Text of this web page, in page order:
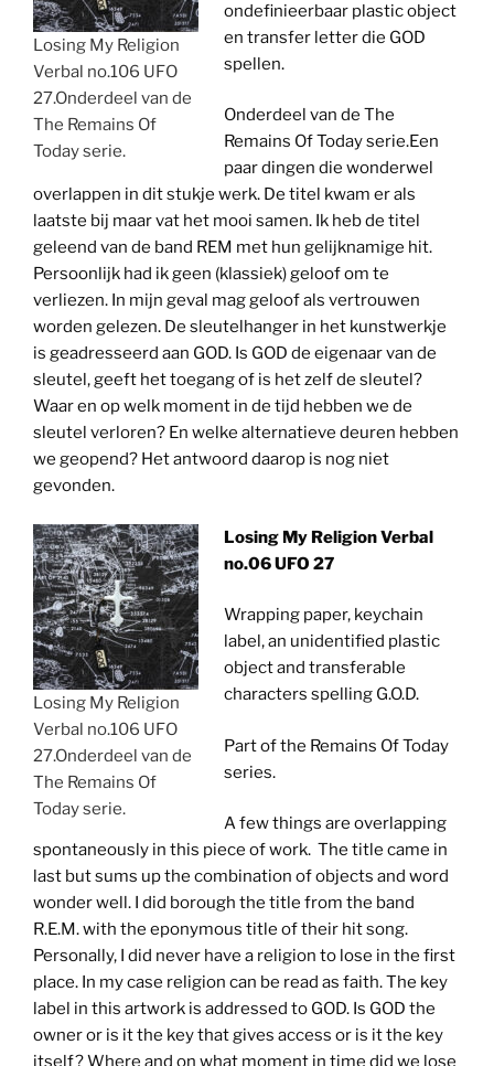
Losing My Religion
Verbal no.106 UFO
27.Onderdeel van de
The Remains Of
Today serie.
ondefinieerbaar plastic object
en transfer letter die GOD
spellen.
Onderdeel van de The
Remains Of Today serie.Een
paar dingen die wonderwel
overlappen in dit stukje werk. De titel kwam er als
laatste bij maar vat het mooi samen. Ik heb de titel
geleend van de band REM met hun gelijknamige hit.
Persoonlijk had ik geen (klassiek) geloof om te
verliezen. In mijn geval mag geloof als vertrouwen
worden gelezen. De sleutelhanger in het kunstwerkje
is geadresseerd aan GOD. Is GOD de eigenaar van de
sleutel, geeft het toegang of is het zelf de sleutel?
Waar en op welk moment in de tijd hebben we de
sleutel verloren? En welke alternatieve deuren hebben
we geopend? Het antwoord daarop is nog niet
gevonden.
Losing My Religion
Verbal no.106 UFO
27.Onderdeel van de
The Remains Of
Today serie.
Losing My Religion Verbal
no.06 UFO 27
Wrapping paper, keychain
label, an unidentified plastic
object and transferable
characters spelling G.O.D.
Part of the Remains Of Today
series.
A few things are overlapping
spontaneously in this piece of work. The title came in
last but sums up the combination of objects and word
wonder well. I did borough the title from the band
R.E.M. with the eponymous title of their hit song.
Personally, I did never have a religion to lose in the first
place. In my case religion can be read as faith. The key
label in this artwork is addressed to GOD. Is GOD the
owner or is it the key that gives access or is it the key
itself? Where and on what moment in time did we lose